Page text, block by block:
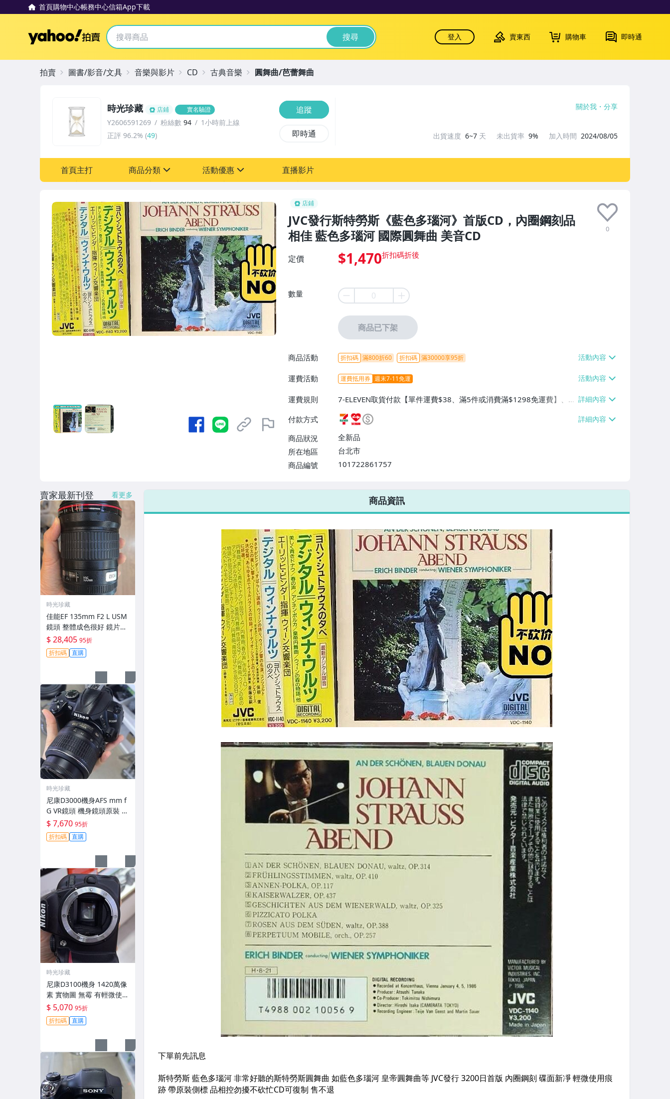
首頁購物中心帳務中心信箱App下載
Yahoo拍賣 搜尋 登入 賣東西 購物車 即時通
店鋪
JVC發行斯特勞斯《藍色多瑙河》首版CD，內圈鋼刻品
相佳 藍色多瑙河 國際圓舞曲 美音CD
0
定價 $1,470
數量
商品已下架
商品活動 折扣碼 滿800折60 折扣碼 滿30000享95折
運費活動 運費抵用券 週末7-11免運
運費規則
7-ELEVEN取貨付款【單件運費$38、滿5件或消費滿$1298免運費】、7-
ELEVEN取貨不付款【免運費】、萊爾富取貨付款【單件運費$60、滿5件
或消費滿$1298免運費】、宅配/貨運【單件運費$120、滿5件或消費滿
$1598免運費】
付款方式
商品狀況
全新品
所在地區
台北市
商品編號
101722861757
7-ELEVEN 運費只要38元
不限金額、筆數，筆筆優惠無限次！
時光珍藏 店鋪 實名驗證
Y2606591269 粉絲數 94
1小時前上線
正評 96.2% (49)
追蹤
即時通
關於我 分享
出貨速度 6~7 天 未出貨率 9% 加入時間 2024/08/05
首頁主打 商品分類 活動優惠
[全店] 週年慶
直播影片
拍賣 圖書/影音/文具 音樂與影片 CD 古典音樂 圓舞曲/芭蕾舞曲
商品資訊
賣家最新刊登 看更多
時光珍藏
佳能EF 135mm F2 L USM
鏡頭 整體成色很好 鏡片完
美無劃痕 功能一切正常 無
拆修無-3430
$ 28,405 95折
折扣碼 直購
時光珍藏
尼康D3000機身AFS mm f
G VR鏡頭 機身鏡頭原裝 無
拆修無翻新 有輕微使用痕
跡 鏡頭-3430
$ 7,670 95折
折扣碼 直購
時光珍藏
尼康D3100機身 1420萬像
素 實物圖 無霉 有輕微使用
痕跡 機身原裝 無拆修無翻
新 臨-343
$ 5,070 95折
折扣碼 直購